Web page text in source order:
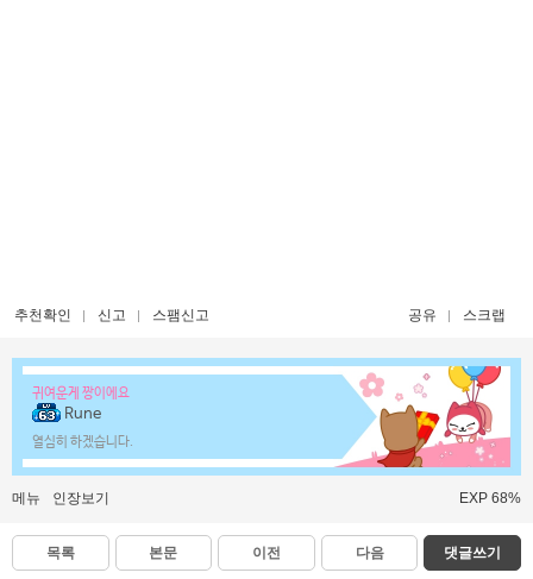
추천확인 신고 스팸신고 공유 스크랩
귀여운게 짱이에요
Rune
열심히 하겠습니다.
메뉴 인장보기 EXP 68%
목록 본문 이전 다음 댓글쓰기